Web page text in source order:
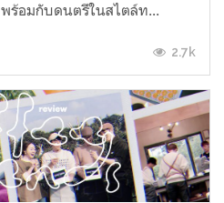
ร้อมกับดนตรีในสไตล์ท...
2.7k